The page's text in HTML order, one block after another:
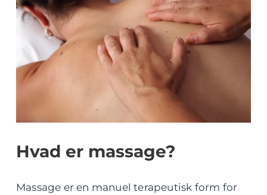
Hvad er massage?
Massage er en manuel terapeutisk form for